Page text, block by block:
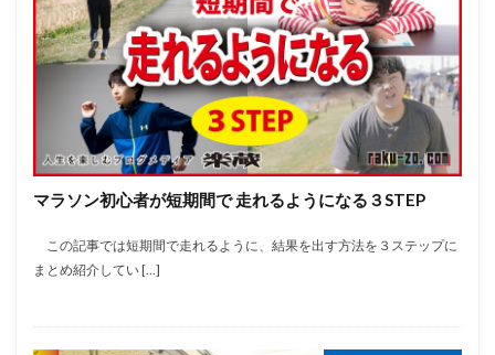
マラソン初心者が短期間で 走れるようになる３STEP
この記事では短期間で走れるように、結果を出す方法を３ステップに
まとめ紹介してい […]